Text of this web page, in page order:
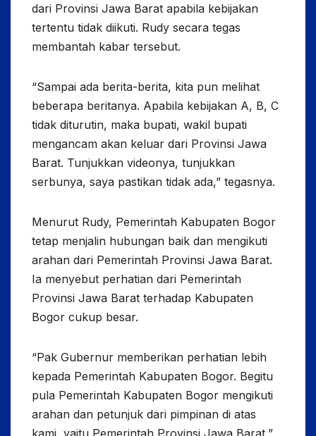
dari Provinsi Jawa Barat apabila kebijakan
tertentu tidak diikuti. Rudy secara tegas
membantah kabar tersebut.
“Sampai ada berita-berita, kita pun melihat
beberapa beritanya. Apabila kebijakan A, B, C
tidak diturutin, maka bupati, wakil bupati
mengancam akan keluar dari Provinsi Jawa
Barat. Tunjukkan videonya, tunjukkan
serbunya, saya pastikan tidak ada,” tegasnya.
Menurut Rudy, Pemerintah Kabupaten Bogor
tetap menjalin hubungan baik dan mengikuti
arahan dari Pemerintah Provinsi Jawa Barat.
Ia menyebut perhatian dari Pemerintah
Provinsi Jawa Barat terhadap Kabupaten
Bogor cukup besar.
“Pak Gubernur memberikan perhatian lebih
kepada Pemerintah Kabupaten Bogor. Begitu
pula Pemerintah Kabupaten Bogor mengikuti
arahan dan petunjuk dari pimpinan di atas
kami, yaitu Pemerintah Provinsi Jawa Barat,”